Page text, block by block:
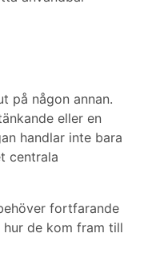
på någon annan.
eller en
handlar inte bara
centrala
fortfarande
de kom fram till